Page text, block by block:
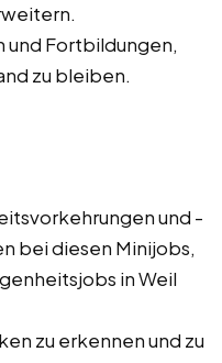
und Fortbildungen,
zu bleiben.
und -
bei diesen Minijobs,
in Weil
zu erkennen und zu